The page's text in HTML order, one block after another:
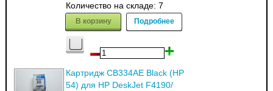
Количество на складе:7
В корзину Подробнее
Картридж CB334AE Black (HP
54) для HP DeskJet F4190/